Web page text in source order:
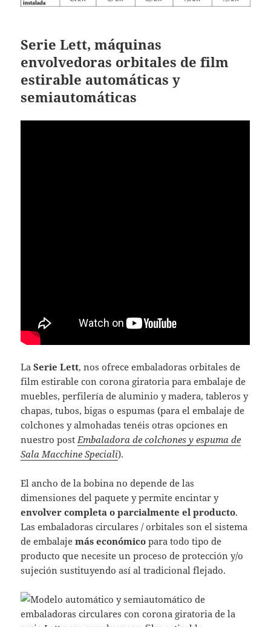
Serie Lett, máquinas
envolvedoras orbitales de film
estirable automáticas y
semiautomáticas
LaSerie Lett, nos ofrece embaladoras orbitales de
film estirable con corona giratoria para embalaje de
muebles, perfilería de aluminio y madera, tableros y
chapas, tubos, bigas o espumas (para el embalaje de
colchones y almohadas tenéis otras opciones en
nuestro post Embaladora de colchones y espuma de
Sala Macchine Speciali).
El ancho de la bobina no depende de las
dimensiones del paquete y permite encintar y
envolver completa o parcialmente el producto.
Las embaladoras circulares / orbitales son el sistema
de embalajemás económico para todo tipo de
producto que necesite un proceso de protección y/o
sujeción sustituyendo así al tradicional flejado.